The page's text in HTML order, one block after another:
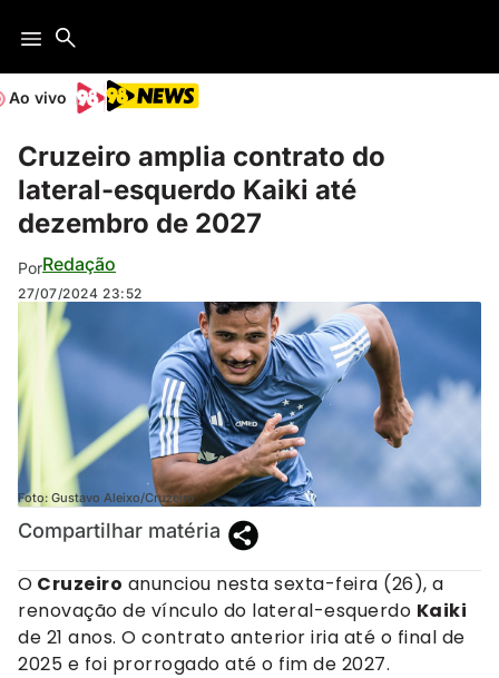
Ao vivo
Cruzeiro amplia contrato do
lateral-esquerdo Kaiki até
dezembro de 2027
PorRedação
27/07/2024 23:52
Foto: Gustavo Aleixo/Cruzeiro
Compartilhar matéria
O Cruzeiro anunciou nesta sexta-feira (26), a
renovação de vínculo do lateral-esquerdo Kaiki
de 21 anos. O contrato anterior iria até o final de
2025 e foi prorrogado até o fim de 2027.